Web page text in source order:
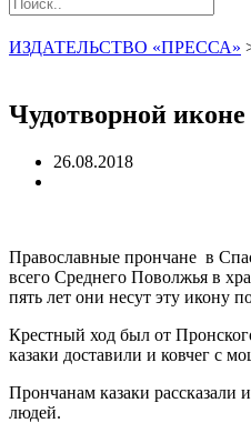
ИЗДАТЕЛЬСТВО «ПРЕССА»
Чудотворной
26.08.2018
Православные прончане в
всего Среднего Поволжья в
пять лет они несут эту икону
Крестный ход был от
казаки доставили и ковчег с
Прончанам казаки
людей.